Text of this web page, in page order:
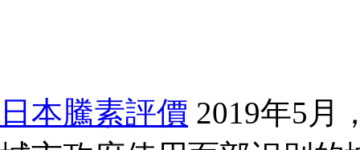
日本騰素評價 2019年5月